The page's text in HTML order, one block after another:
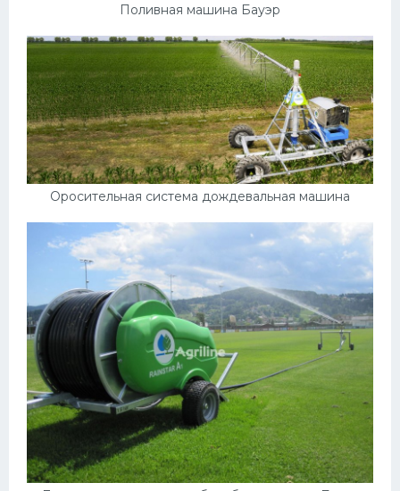
Поливная машина Бауэр
Оросительная система дождевальная машина